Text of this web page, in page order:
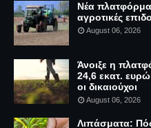
Νέα
αγροτικές
August 06, 2026
Άνοιξε η
24,6 εκατ.
οι δικαιούχοι
August 06, 2026
Λιπάσματα: